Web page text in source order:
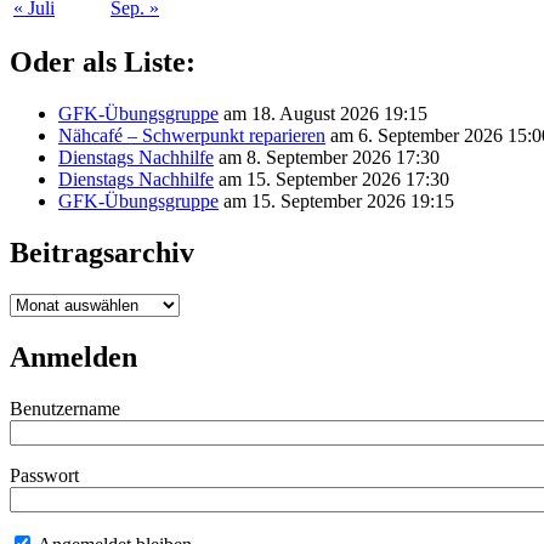
« Juli Sep. »
Oder als Liste:
GFK-Übungsgruppe am 18. August 2026 19:15
Nähcafé – Schwerpunkt reparieren am 6. September 2026
Dienstags Nachhilfe am 8. September 2026 17:30
Dienstags Nachhilfe am 15. September 2026 17:30
GFK-Übungsgruppe am 15. September 2026 19:15
Beitragsarchiv
Beitragsarchiv
Anmelden
Benutzername
Passwort